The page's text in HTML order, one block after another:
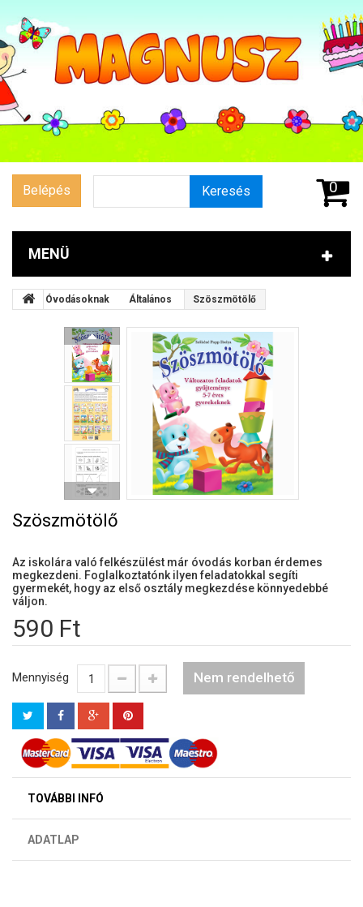
Belépés Keresés 0
MENÜ
Óvodásoknak Általános Szöszmötölő
Szöszmötölő
Az iskolára való felkészülést már óvodás korban érdemes
megkezdeni. Foglalkoztatónk ilyen feladatokkal segíti
gyermekét, hogy az első osztály megkezdése könnyedebbé
váljon.
590 Ft
Mennyiség Nem rendelhető
TOVÁBBI INFÓ
ADATLAP